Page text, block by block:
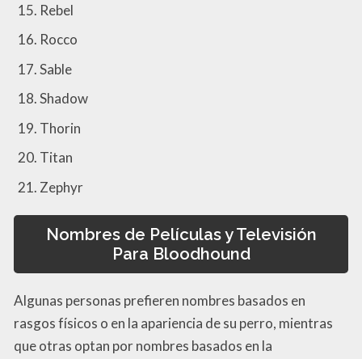
Rebel
Rocco
Sable
Shadow
Thorin
Titan
Zephyr
Nombres de Películas y Televisión
Para Bloodhound
Algunas personas prefieren nombres basados en
rasgos físicos o en la apariencia de su perro, mientras
que otras optan por nombres basados en la